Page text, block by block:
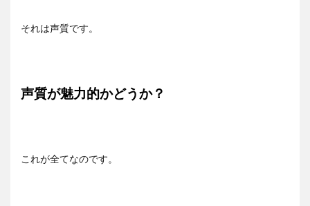
それは声質です。
声質が魅力的かどうか？
これが全てなのです。